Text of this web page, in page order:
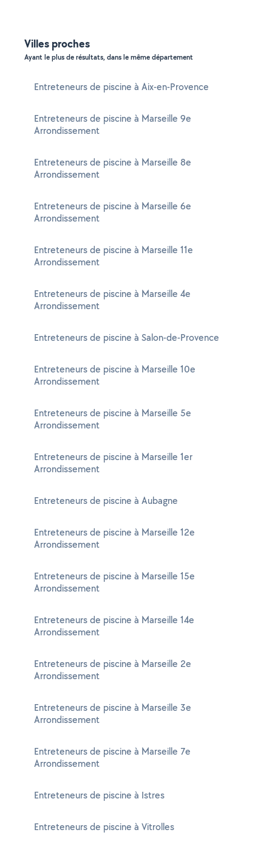
Villes proches
Ayant le plus de résultats, dans le même département
Entreteneurs de piscine à Aix-en-Provence
Entreteneurs de piscine à Marseille 9e
Arrondissement
Entreteneurs de piscine à Marseille 8e
Arrondissement
Entreteneurs de piscine à Marseille 6e
Arrondissement
Entreteneurs de piscine à Marseille 11e
Arrondissement
Entreteneurs de piscine à Marseille 4e
Arrondissement
Entreteneurs de piscine à Salon-de-Provence
Entreteneurs de piscine à Marseille 10e
Arrondissement
Entreteneurs de piscine à Marseille 5e
Arrondissement
Entreteneurs de piscine à Marseille 1er
Arrondissement
Entreteneurs de piscine à Aubagne
Entreteneurs de piscine à Marseille 12e
Arrondissement
Entreteneurs de piscine à Marseille 15e
Arrondissement
Entreteneurs de piscine à Marseille 14e
Arrondissement
Entreteneurs de piscine à Marseille 2e
Arrondissement
Entreteneurs de piscine à Marseille 3e
Arrondissement
Entreteneurs de piscine à Marseille 7e
Arrondissement
Entreteneurs de piscine à Istres
Entreteneurs de piscine à Vitrolles